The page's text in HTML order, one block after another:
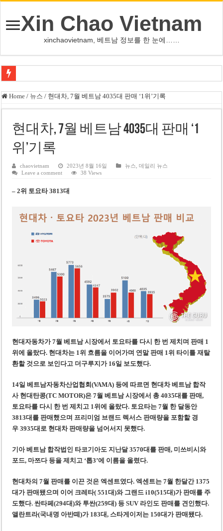
Xin Chao Vietnam
xinchaovietnam, 베트남 정보를 한 눈에……
오덕 목사, 32년 베트남 삶 담은 첫 디카시집 ‘한 컷의 서정’ 출간
베트남 화학·플라스틱 기업 납세 상위 10곳 공개…절반은 국영기업
MWG 대표 “올해 이익 목표 9조2천억동, 2~3개월 조기 달성 자신”
FIFA 인판티노 회장, 유럽 축구계·북미 정치권 불신임 압박 직면
호찌민시, 올해 국경절 연휴 5일 연속 휴무 확정… 8월 29일~9월 2일
우크라이나 전황 1,623일: 키이우, 탄도미사일 요격 실패…드론, 모스크바 집
조세심판원, 배우 유연석 30억 세금 불복 청구 기각
Home / 뉴스 / 현대차, 7월 베트남 4035대 판매 ‘1위’기록
현대차, 7월 베트남 4035대 판매 ‘1
위’기록
chaovietnam 2023년 8월 16일 뉴스 ,데일리 뉴스
Leave a comment
38 Views
– 2위 토요타 3813대
현대자동차가 7월 베트남 시장에서 토요타를 다시 한 번 제치며 판매 1
위에 올랐다. 현대차는 1위 흐름을 이어가며 연말 판매 1위 타이틀 재탈
환할 것으로 보인다고 더구루지가 16일 보도했다.
14일 베트남자동차산업협회(VAMA) 등에 따르면 현대차 베트남 합작
사 현대탄콩(TC MOTOR)은 7월 베트남 시장에서 총 4035대를 판매,
토요타를 다시 한 번 제치고 1위에 올랐다. 토요타는 7월 한 달동안
3813대를 판매했으며 프리미엄 브랜드 렉서스 판매량을 포함할 경
우 3935대로 현대차 판매량을 넘어서지 못했다.
기아 베트남 합작법인 타코기아도 지난달 3570대를 판매, 미쓰비시와
포드, 마쯔다 등을 제치고 ‘톱3’에 이름을 올렸다.
현대차의 7월 판매를 이끈 것은 엑센트였다. 엑센트는 7월 한달간 1375
대가 판매됐으며 이어 크레타( 551대)와 그랜드 i10(515대)가 판매를 주
도했다. 싼타페(294대)와 투싼(259대) 등 SUV 라인도 판매를 견인했다.
앨란트라(국내명 아반떼)가 183대, 스타게이저는 150대가 판매됐다.